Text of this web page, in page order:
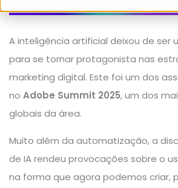
A inteligência artificial deixou de ser
para se tornar protagonista nas
marketing digital. Este foi um dos
no Adobe Summit 2025, um dos
globais da área.
Muito além da automatização, a
de IA rendeu provocações sobre o
na forma que agora podemos criar,